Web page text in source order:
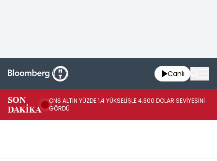
Canlı
SON
DAKİKA
ONS ALTIN YÜZDE 1,4 YÜKSELİŞLE 4.300 DOLAR SEVİYESİNİ
GÖRDÜ